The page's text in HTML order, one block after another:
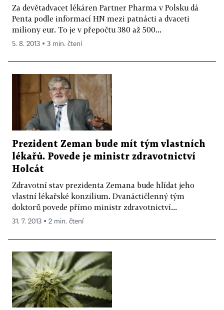
Za devětadvacet lékáren Partner Pharma v Polsku dá
Penta podle informací HN mezi patnácti a dvaceti
miliony eur. To je v přepočtu 380 až 500...
5. 8. 2013 ▪ 3 min. čtení
Prezident Zeman bude mít tým vlastních
lékařů. Povede je ministr zdravotnictví
Holcát
Zdravotní stav prezidenta Zemana bude hlídat jeho
vlastní lékařské konzilium. Dvanáctičlenný tým
doktorů povede přímo ministr zdravotnictví...
31. 7. 2013 ▪ 2 min. čtení